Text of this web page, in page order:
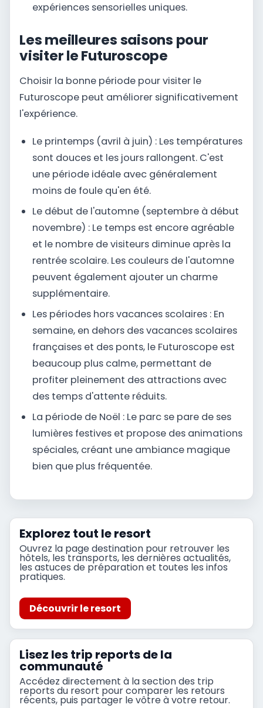
expériences sensorielles uniques.
Les meilleures saisons pour
visiter le Futuroscope
Choisir la bonne période pour visiter le
Futuroscope peut améliorer significativement
l'expérience.
Le printemps (avril à juin) : Les températures
sont douces et les jours rallongent. C'est
une période idéale avec généralement
moins de foule qu'en été.
Le début de l'automne (septembre à début
novembre) : Le temps est encore agréable
et le nombre de visiteurs diminue après la
rentrée scolaire. Les couleurs de l'automne
peuvent également ajouter un charme
supplémentaire.
Les périodes hors vacances scolaires : En
semaine, en dehors des vacances scolaires
françaises et des ponts, le Futuroscope est
beaucoup plus calme, permettant de
profiter pleinement des attractions avec
des temps d'attente réduits.
La période de Noël : Le parc se pare de ses
lumières festives et propose des animations
spéciales, créant une ambiance magique
bien que plus fréquentée.
Explorez tout le resort
Ouvrez la page destination pour retrouver les
hôtels, les transports, les dernières actualités,
les astuces de préparation et toutes les infos
pratiques.
Découvrir le resort
Lisez les trip reports de la
communauté
Accédez directement à la section des trip
reports du resort pour comparer les retours
récents, puis partager le vôtre à votre retour.